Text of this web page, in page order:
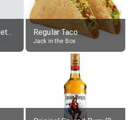
Spicy Chicken Nuggets, without sauce Regular Taco
Jack in the Box